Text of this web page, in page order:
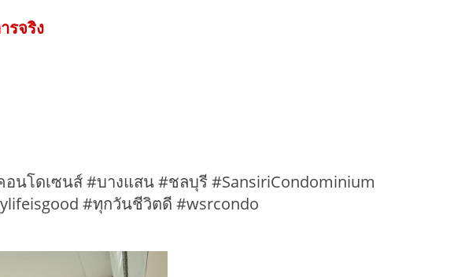
รจริง
นโดเซนส์ #บางแสน #ชลบุรี #SansiriCondominium
#ทุกวันชีวิตดี #wsrcondo